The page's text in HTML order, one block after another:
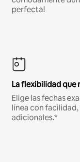
perfecta!
La flexibilidad que
Elige las fechas
línea con
adicionales.*